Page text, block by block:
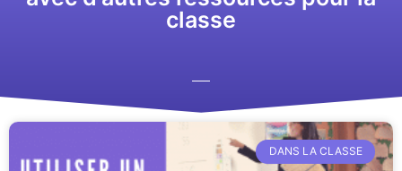
classe
DANS LA CLASSE